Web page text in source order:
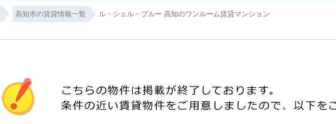
高知市の賃貸情報一覧 ル・シェル・ブルー 高知のワンルーム賃貸マンション